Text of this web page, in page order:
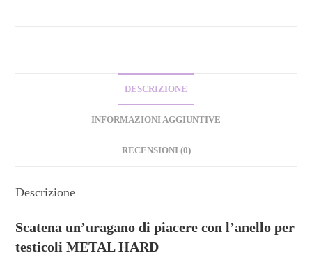
DESCRIZIONE
INFORMAZIONI AGGIUNTIVE
RECENSIONI (0)
Descrizione
Scatena un’uragano di piacere con l’anello per
testicoli METAL HARD